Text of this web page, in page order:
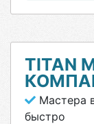
ТITAN
Мастера
быстро